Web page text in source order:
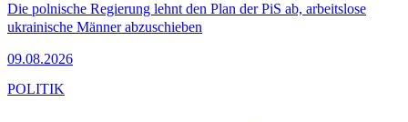
Die polnische Regierung lehnt den Plan der PiS ab, arbeitslose
ukrainische Männer abzuschieben
09.08.2026
POLITIK